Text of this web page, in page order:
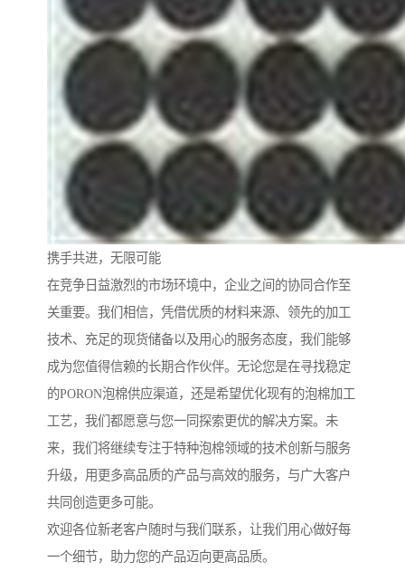
携手共进，无限可能
在竞争日益激烈的市场环境中，企业之间的协同合作至
关重要。我们相信，凭借优质的材料来源、领先的加工
技术、充足的现货储备以及用心的服务态度，我们能够
成为您值得信赖的长期合作伙伴。无论您是在寻找稳定
的PORON泡棉供应渠道，还是希望优化现有的泡棉加工
工艺，我们都愿意与您一同探索更优的解决方案。未
来，我们将继续专注于特种泡棉领域的技术创新与服务
升级，用更多高品质的产品与高效的服务，与广大客户
共同创造更多可能。
欢迎各位新老客户随时与我们联系，让我们用心做好每
一个细节，助力您的产品迈向更高品质。